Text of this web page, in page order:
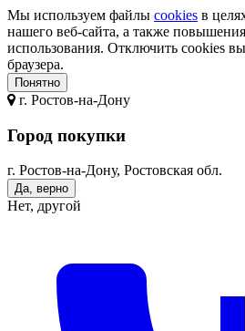
Мы используем файлы cookies в
нашего веб-сайта, а также
использования. Отключить cookies
браузера.
Понятно
г. Ростов-на-Дону
Город покупки
г. Ростов-на-Дону, Ростовская обл.
Да, верно
Нет, другой